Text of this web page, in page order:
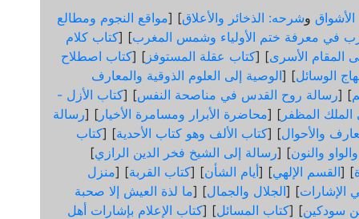
وشرحه: الذخائر والأعلاق] [مواقع النجوم ومطالع
في معرفة ختم الأولياء وشمس المغرب] [كتاب كلام
المقام الأسرى] [كتاب عقلة المستوفز ] [كتاب اصطلاح
الوسائل] [الوصية إلى العلوم الذوقية والمعارف
] [رسالة روح القدس في مناصحة النفس] [كتاب الأزل -
الملك المظفر ] [محاضرة الأبرار ومسامرة الأخيار ] [رسالة
والأحوال] [كتاب الألف وهو كتاب الأحدية] [كتاب
والنون] [رسالة إلى الشيخ فخر الدين الرازي]
] [القسم الإلهي] [أيام الشأن] [كتاب القربة] [منزل
الإشارات] [الجلال والجمال] [ما لذة العيش إلا صحبة
سودكين] [كتاب المسائل] [كتاب الإعلام بإشارات أهل